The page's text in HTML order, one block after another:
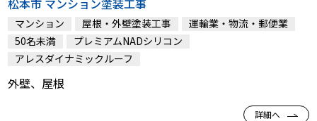
松本市 マンション塗装工事
マンション 屋根・外壁塗装工事
運輸業・物流・郵便業
50名未満
プレミアムNADシリコン
アレスダイナミックルーフ
外壁、屋根
詳細へ